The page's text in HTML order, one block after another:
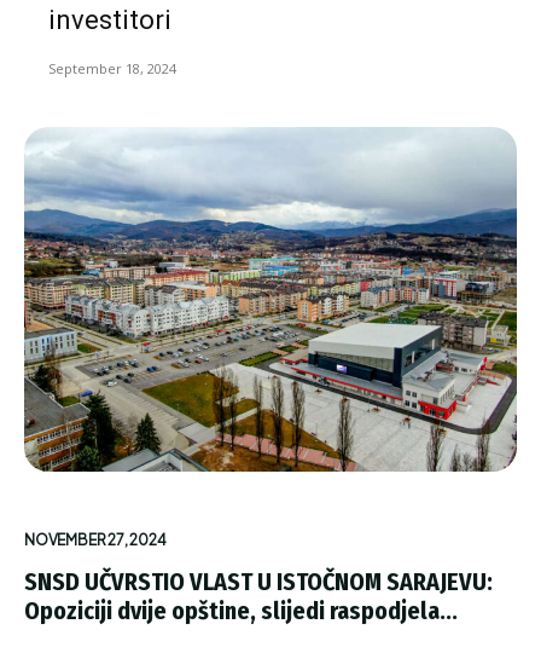
investitori
September 18, 2024
NOVEMBER 27, 2024
SNSD UČVRSTIO VLAST U ISTOČNOM SARAJEVU:
Opoziciji dvije opštine, slijedi raspodjela...